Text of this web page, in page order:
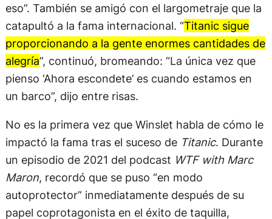
eso”. También se amigó con el largometraje que la
catapultó a la fama internacional. “Titanic sigue
proporcionando a la gente enormes cantidades de
alegría”, continuó, bromeando: “La única vez que
pienso ‘Ahora escondete’ es cuando estamos en
un barco”, dijo entre risas.
No es la primera vez que Winslet habla de cómo le
impactó la fama tras el suceso de Titanic. Durante
un episodio de 2021 del podcast WTF with Marc
Maron, recordó que se puso “en modo
autoprotector” inmediatamente después de su
papel coprotagonista en el éxito de taquilla,